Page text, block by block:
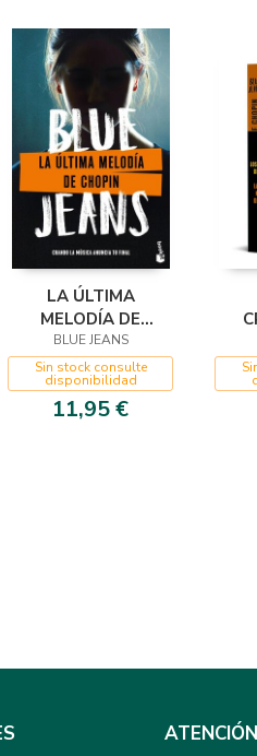
LA ÚLTIMA
MELODÍA DE
CHOPIN
BLUE JEANS
Sin stock consulte
disponibilidad
11,95 €